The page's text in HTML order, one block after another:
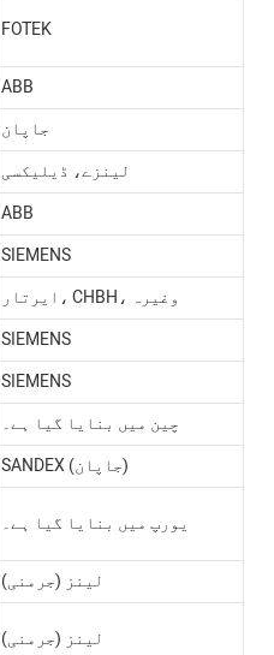
FOTEK
ABB
جاپان
لینزے، ڈیلیکسی
ABB
SIEMENS
ایرتار، CHBH، وغیرہ
SIEMENS
SIEMENS
چین میں بنایا گیا ہے۔
SANDEX (جاپان)
یورپ میں بنایا گیا ہے۔
لینز (جرمنی)
لینز (جرمنی)